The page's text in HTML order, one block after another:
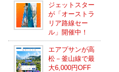
ジェットスター
が「オーストラ
リア路線セー
ル」開催中！
エアプサンが高
松－釜山線で最
大6,000円OFF